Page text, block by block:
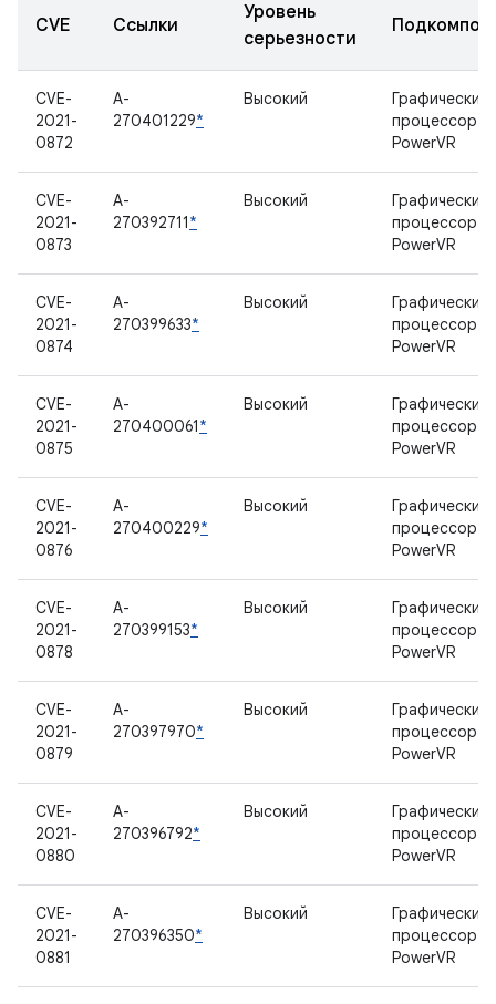
CVE Ссылки
Уровень
серьезности
CVE-
2021-
0872
A-
270401229*
Высокий
Графический
процессор
PowerVR
CVE-
2021-
0873
A-
270392711*
Высокий
Графический
процессор
PowerVR
CVE-
2021-
0874
A-
270399633*
Высокий
Графический
процессор
PowerVR
CVE-
2021-
0875
A-
270400061*
Высокий
Графический
процессор
PowerVR
CVE-
2021-
0876
A-
270400229*
Высокий
Графический
процессор
PowerVR
CVE-
2021-
0878
A-
270399153*
Высокий
Графический
процессор
PowerVR
CVE-
2021-
0879
A-
270397970*
Высокий
Графический
процессор
PowerVR
CVE-
2021-
0880
A-
270396792*
Высокий
Графический
процессор
PowerVR
CVE-
2021-
0881
A-
270396350*
Высокий
Графический
процессор
PowerVR